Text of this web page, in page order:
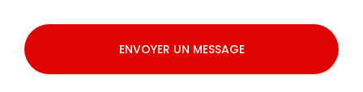
ENVOYER UN MESSAGE